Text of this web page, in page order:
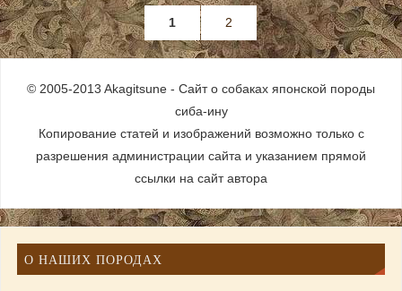
1 2
© 2005-2013 Akagitsune - Сайт о собаках японской породы
сиба-ину
Копирование статей и изображений возможно только с
разрешения администрации сайта и указанием прямой
ссылки на сайт автора
О НАШИХ ПОРОДАХ